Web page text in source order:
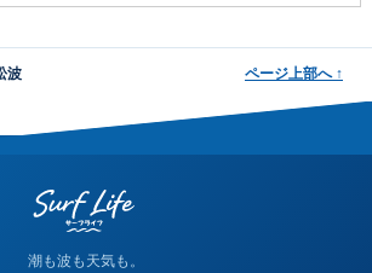
う統一された公的な定義はありません。そ
用する計算方式によって、境界にあたる日
そのサイトが別の方式を使っている可能性
波 ページ上部へ ↑
潮も波も天気も。